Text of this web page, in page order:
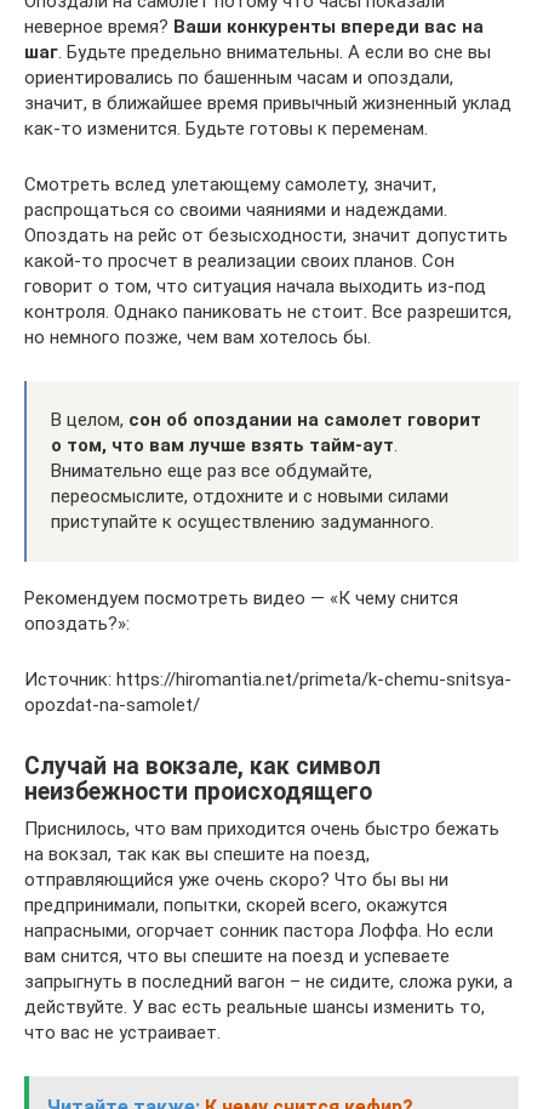
неверное время? Ваши конкуренты впереди вас на
шаг . Будьте предельно внимательны. А если во сне вы
ориентировались по башенным часам и опоздали,
значит, в ближайшее время привычный жизненный уклад
как-то изменится. Будьте готовы к переменам.
Смотреть вслед улетающему самолету, значит,
распрощаться со своими чаяниями и надеждами.
Опоздать на рейс от безысходности, значит допустить
какой-то просчет в реализации своих планов. Сон
говорит о том, что ситуация начала выходить из-под
контроля. Однако паниковать не стоит. Все разрешится,
но немного позже, чем вам хотелось бы.
В целом, сон об опоздании на самолет говорит
о том, что вам лучше взять тайм-аут
Внимательно еще раз все обдумайте,
переосмыслите, отдохните и с новыми силами
приступайте к осуществлению задуманного.
Рекомендуем посмотреть видео — «К чему снится
опоздать?»:
Источник: https://hiromantia.net/primeta/k-chemu-snitsya-
opozdat-na-samolet/
Случай на вокзале, как символ
неизбежности происходящего
Приснилось, что вам приходится очень быстро бежать
на вокзал, так как вы спешите на поезд,
отправляющийся уже очень скоро? Что бы вы ни
предпринимали, попытки, скорей всего, окажутся
напрасными, огорчает сонник пастора Лоффа. Но если
вам снится, что вы спешите на поезд и успеваете
запрыгнуть в последний вагон – не сидите, сложа руки, а
действуйте. У вас есть реальные шансы изменить то,
что вас не устраивает.